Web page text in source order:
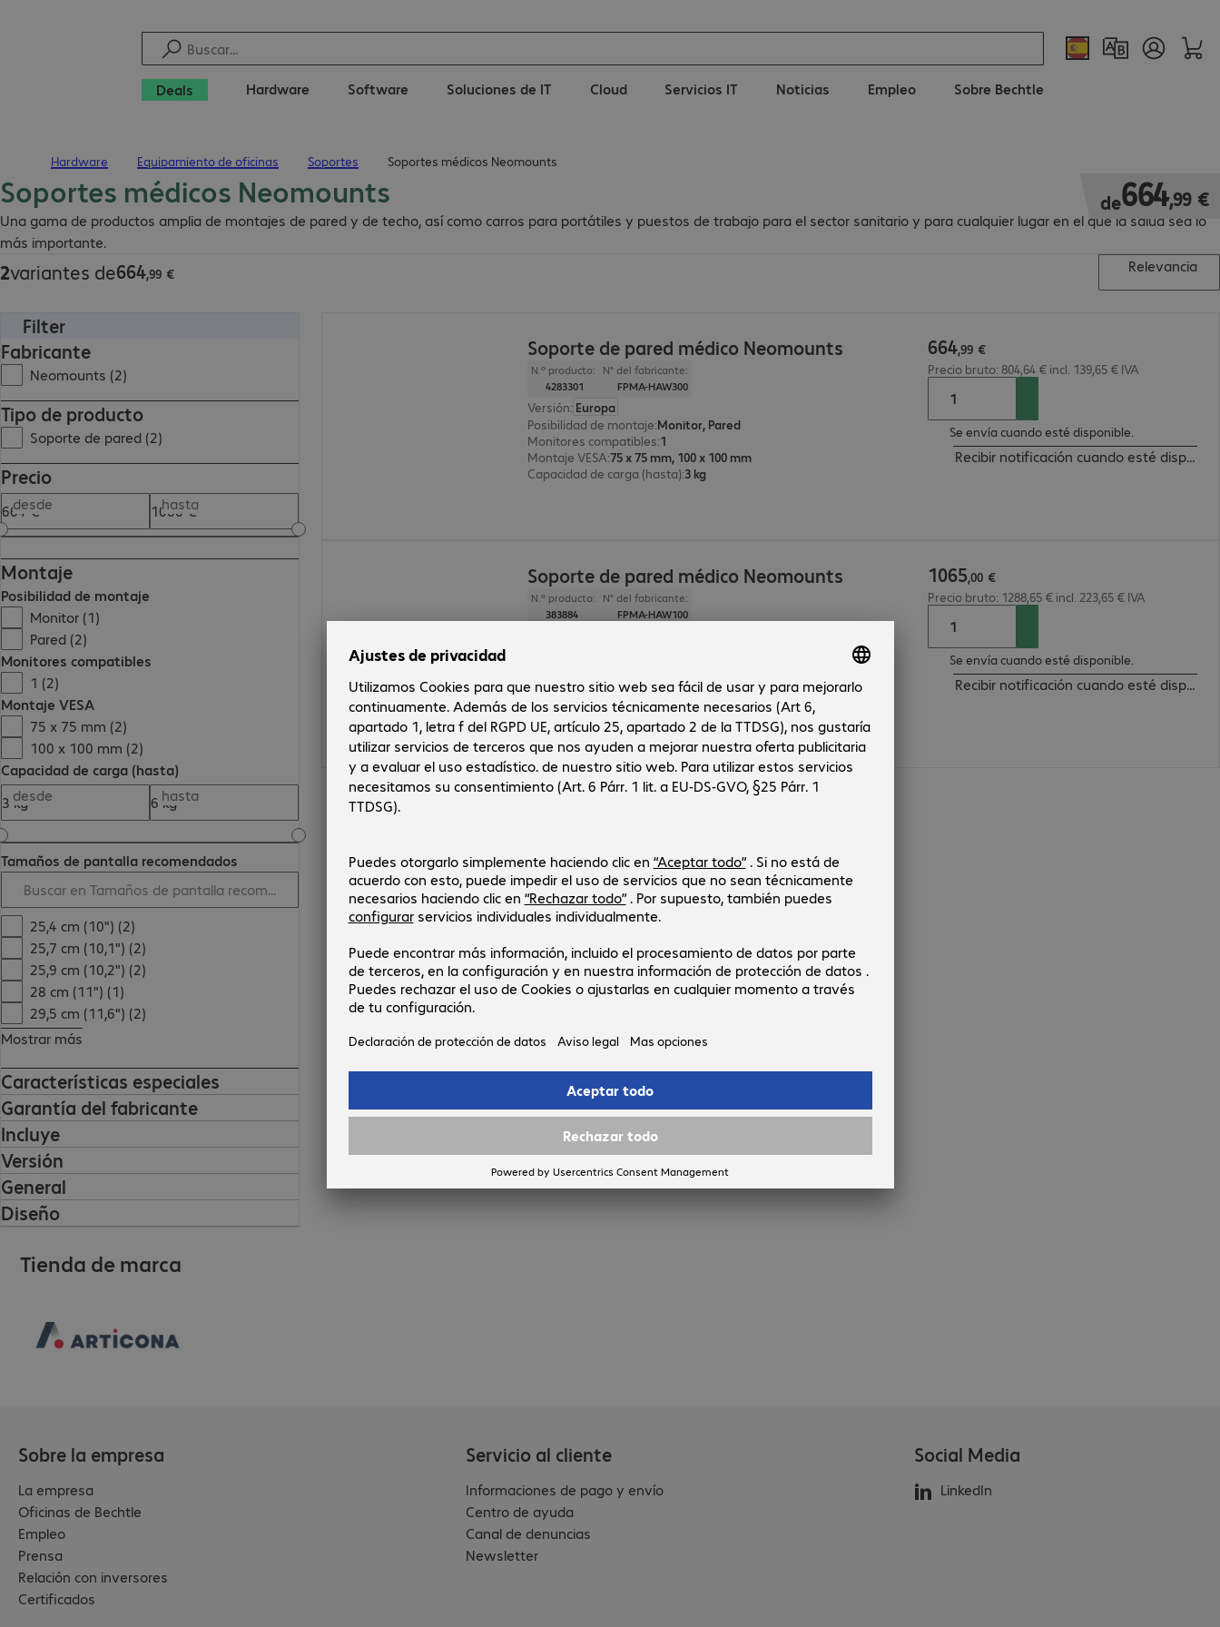
Deals Hardware Software Soluciones de IT Cloud Servicios IT Noticias Empleo Sobre Bechtle
Hardware Equipamiento de oficinas Soportes Soportes médicos Neomounts
Soportes médicos Neomounts
Una gama de productos amplia de montajes de pared y de techo, así como carros para portátiles y puestos de trabajo para el sector sanitario y para cualquier lugar en el que la salud sea lo
más importante.
de664,99 €
664,99 €
2variantes de664,99 €
664,99 €
Relevancia
Filter
Fabricante
Neomounts (2)
Tipo de producto
Soporte de pared (2)
Precio
desde hasta
Montaje
Posibilidad de montaje
Monitor (1)
Pared (2)
Monitores compatibles
1 (2)
Montaje VESA
75 x 75 mm (2)
100 x 100 mm (2)
Capacidad de carga (hasta)
desde
hasta
Tamaños de pantalla recomendados
25,4 cm (10") (2)
25,7 cm (10,1") (2)
25,9 cm (10,2") (2)
28 cm (11") (1)
29,5 cm (11,6") (2)
Mostrar más
Características especiales
Garantía del fabricante
Incluye
Versión
General
Diseño
Soporte de pared médico Neomounts
N.º producto:
4283301
N° del fabricante:
FPMA-HAW300
Versión: Europa
Posibilidad de montaje:Monitor, Pared
Monitores compatibles:1
Montaje VESA:75 x 75 mm, 100 x 100 mm
Capacidad de carga (hasta):3 kg
664,99 €
Precio bruto: 804,64 € incl. 139,65 € IVA
Se envía cuando esté disponible.
Recibir notificación cuando esté
Soporte de pared médico Neomounts
N.º producto:
383884
N° del fabricante:
FPMA-HAW100
Montaje VESA:75 x 75 mm, 100 x 100 mm
Capacidad de carga (hasta):6 kg
1065,00 €
Precio bruto: 1288,65 € incl. 223,65 € IVA
Se envía cuando esté disponible.
Recibir notificación cuando esté
2 de 2 resultados
Mostrar más
Tienda de marca
Sobre la empresa
La empresa
Oficinas de Bechtle
Empleo
Prensa
Relación con inversores
Certificados
Servicio al cliente
Informaciones de pago y envío
Centro de ayuda
Canal de denuncias
Newsletter
Social Media
LinkedIn